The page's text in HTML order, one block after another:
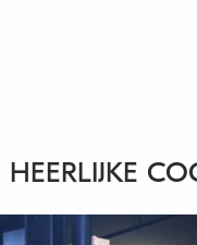
HEERLIJKE